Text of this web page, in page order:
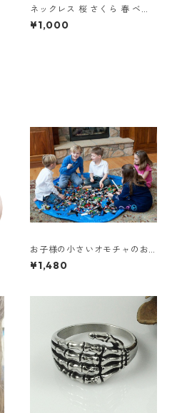
ネックレス 桜 さくら 春 ベネ
チアンチェーン シルバー サク
ラ チェリーブロッサム お花見
¥1,000
お子様の小さいオモチャのお
片付けのお悩み解消！レゴマ
ット収納袋 Mサイズ 100cm
¥1,480